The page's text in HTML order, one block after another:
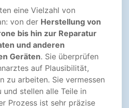
eine Vielzahl von
von der Herstellung von
bis hin zur Reparatur
und anderen
Geräten. Sie überprüfen
auf Plausibilität,
zu arbeiten. Sie vermessen
und stellen alle Teile in
Prozess ist sehr präzise